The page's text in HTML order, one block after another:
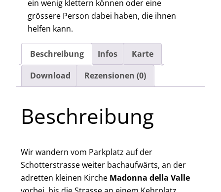
ein wenig klettern können oder eine
grössere Person dabei haben, die ihnen
helfen kann.
Beschreibung Infos Karte
Download Rezensionen (0)
Beschreibung
Wir wandern vom Parkplatz auf der
Schotterstrasse weiter bachaufwärts, an der
adretten kleinen Kirche Madonna della Valle